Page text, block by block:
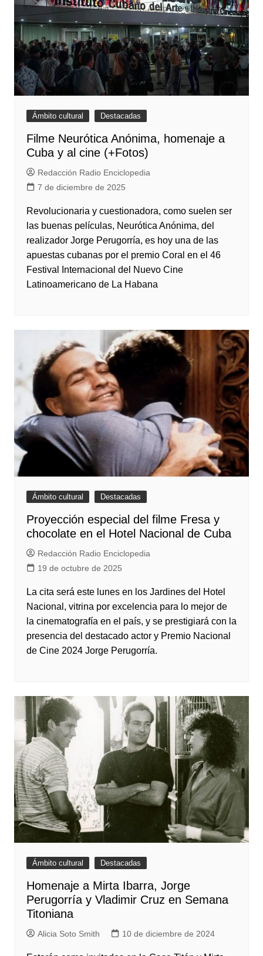
Ámbito cultural Destacadas
Filme Neurótica Anónima, homenaje a
Cuba y al cine (+Fotos)
Redacción Radio Enciclopedia
7 de diciembre de 2025
Revolucionaria y cuestionadora, como suelen ser
las buenas películas, Neurótica Anónima, del
realizador Jorge Perugorría, es hoy una de las
apuestas cubanas por el premio Coral en el 46
Festival Internacional del Nuevo Cine
Latinoamericano de La Habana
Ámbito cultural Destacadas
Proyección especial del filme Fresa y
chocolate en el Hotel Nacional de Cuba
Redacción Radio Enciclopedia
19 de octubre de 2025
La cita será este lunes en los Jardines del Hotel
Nacional, vitrina por excelencia para lo mejor de
la cinematografía en el país, y se prestigiará con la
presencia del destacado actor y Premio Nacional
de Cine 2024 Jorge Perugorría.
Ámbito cultural Destacadas
Homenaje a Mirta Ibarra, Jorge
Perugorría y Vladimir Cruz en Semana
Titoniana
Alicia Soto Smith 10 de diciembre de 2024